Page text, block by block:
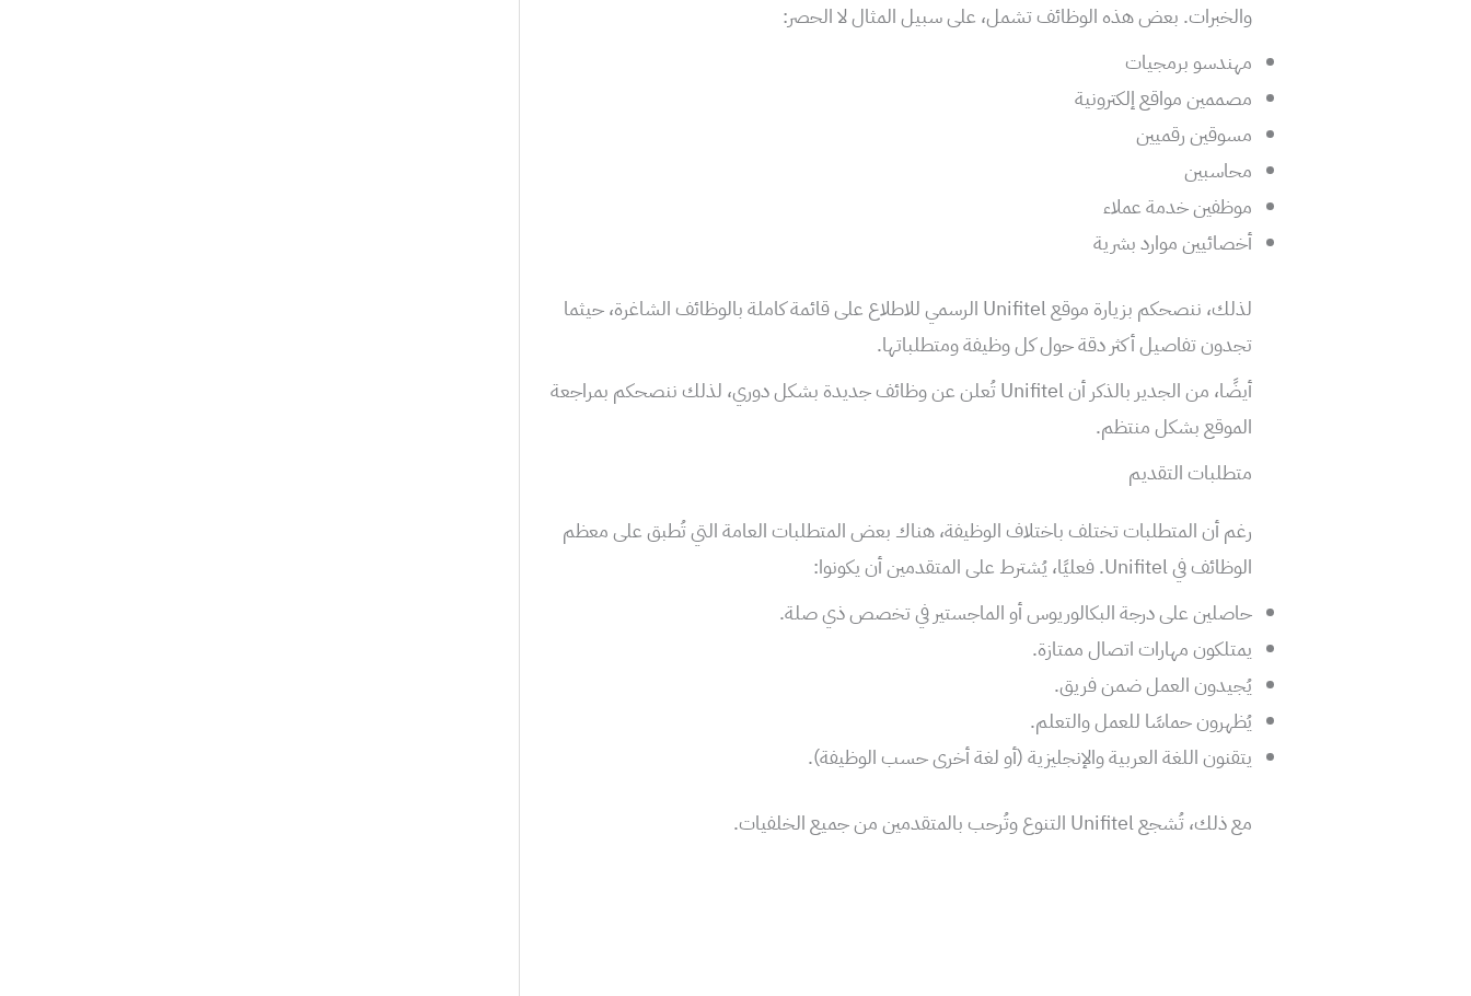
والخبرات. بعض هذه الوظائف تشمل، على سبيل المثال لا الحصر:
مهندسو برمجيات
مصممين مواقع إلكترونية
مسوقين رقميين
محاسبين
موظفين خدمة عملاء
أخصائيين موارد بشرية
لذلك، ننصحكم بزيارة موقع Unifitel الرسمي للاطلاع على قائمة كاملة بالوظائف الشاغرة، حيثما
تجدون تفاصيل أكثر دقة حول كل وظيفة ومتطلباتها.
أيضًا، من الجدير بالذكر أن Unifitel تُعلن عن وظائف جديدة بشكل دوري، لذلك ننصحكم بمراجعة
الموقع بشكل منتظم.
متطلبات التقديم
رغم أن المتطلبات تختلف باختلاف الوظيفة، هناك بعض المتطلبات العامة التي تُطبق على معظم
الوظائف في Unifitel. فعليًا، يُشترط على المتقدمين أن يكونوا:
حاصلين على درجة البكالوريوس أو الماجستير في تخصص ذي صلة.
يمتلكون مهارات اتصال ممتازة.
يُجيدون العمل ضمن فريق.
يُظهرون حماسًا للعمل والتعلم.
يتقنون اللغة العربية والإنجليزية (أو لغة أخرى حسب الوظيفة).
مع ذلك، تُشجع Unifitel التنوع وتُرحب بالمتقدمين من جميع الخلفيات.